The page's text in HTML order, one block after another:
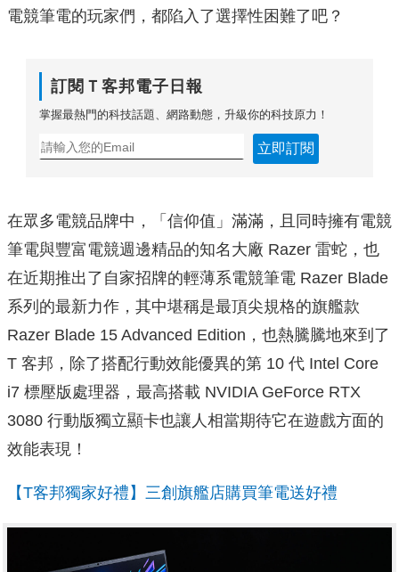
電競筆電的玩家們，都陷入了選擇性困難了吧？
訂閱Ｔ客邦電子日報
掌握最熱門的科技話題、網路動態，升級你的科技原力！
立即訂閱
在眾多電競品牌中，「信仰值」滿滿，且同時擁有電競
筆電與豐富電競週邊精品的知名大廠 Razer 雷蛇，也
在近期推出了自家招牌的輕薄系電競筆電 Razer Blade
系列的最新力作，其中堪稱是最頂尖規格的旗艦款
Razer Blade 15 Advanced Edition，也熱騰騰地來到了
T 客邦，除了搭配行動效能優異的第 10 代 Intel Core
i7 標壓版處理器，最高搭載 NVIDIA GeForce RTX
3080 行動版獨立顯卡也讓人相當期待它在遊戲方面的
效能表現！
【T客邦獨家好禮】三創旗艦店購買筆電送好禮